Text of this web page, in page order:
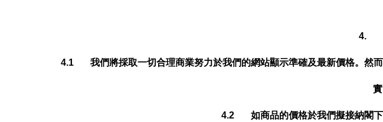
4.
4.1 我們將採取一切合理商業努力於我們的網站顯示準確及最新價格。然
4.2 如商品的價格於我們擬接納閣下